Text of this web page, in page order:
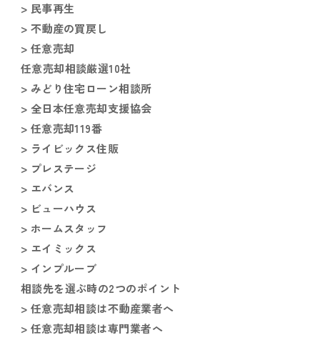
> 民事再生
> 不動産の買戻し
> 任意売却
任意売却相談厳選10社
> みどり住宅ローン相談所
> 全日本任意売却支援協会
> 任意売却119番
> ライビックス住販
> プレステージ
> エバンス
> ビューハウス
> ホームスタッフ
> エイミックス
> インプルーブ
相談先を選ぶ時の2つのポイント
> 任意売却相談は不動産業者へ
> 任意売却相談は専門業者へ